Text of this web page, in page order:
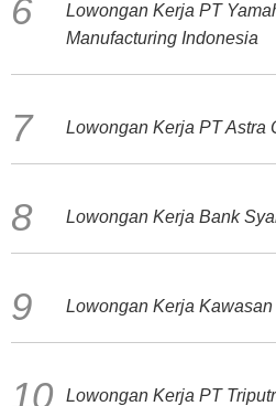
Lowongan Kerja PT
Manufacturing Indonesia
Lowongan Kerja PT Astra
Lowongan Kerja Bank
Lowongan Kerja
Lowongan Kerja PT